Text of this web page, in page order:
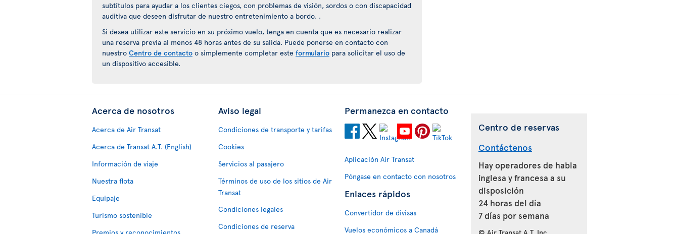
subtítulos para ayudar a los clientes ciegos, con problemas de visión, sordos o con discapacidad
auditiva que deseen disfrutar de nuestro entretenimiento a bordo. .
Si desea utilizar este servicio en su próximo vuelo, tenga en cuenta que es necesario realizar
una reserva previa al menos 48 horas antes de su salida. Puede ponerse en contacto con
nuestro Centro de contacto o simplemente completar este formulario para solicitar el uso de
un dispositivo accesible.
Acerca de nosotros
Acerca de Air Transat
Acerca de Transat A.T. (English)
Información de viaje
Nuestra flota
Equipaje
Turismo sostenible
Aviso legal
Condiciones de transporte y tarifas
Cookies
Servicios al pasajero
Términos de uso de los sitios de Air
Transat
Condiciones legales
Condiciones de reserva
Permanezca en contacto
Aplicación Air Transat
Póngase en contacto con nosotros
Enlaces rápidos
Convertidor de divisas
Vuelos económicos a Canadá
Centro de reservas
Contáctenos
Hay operadores de habla
inglesa y francesa a su
disposición
24 horas del día
7 días por semana